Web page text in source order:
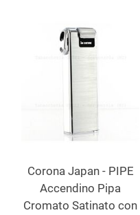
Corona Japan - PIPE
Accendino Pipa
Cromato Satinato con